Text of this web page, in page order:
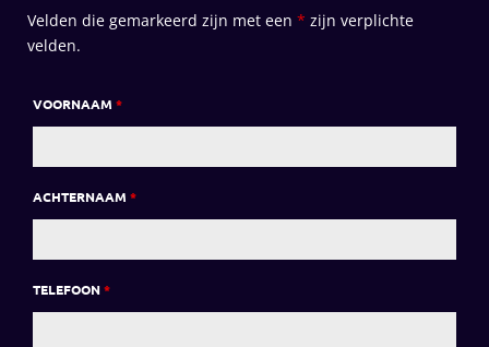
Velden die gemarkeerd zijn met een * zijn verplichte
velden.
VOORNAAM *
ACHTERNAAM *
TELEFOON*